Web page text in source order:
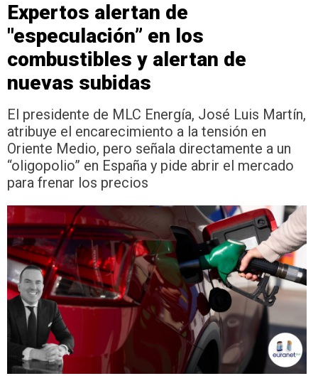
Expertos alertan de
"especulación” en los
combustibles y alertan de
nuevas subidas
El presidente de MLC Energía, José Luis Martín,
atribuye el encarecimiento a la tensión en
Oriente Medio, pero señala directamente a un
“oligopolio” en España y pide abrir el mercado
para frenar los precios